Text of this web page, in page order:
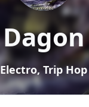
Dagon
Electro, Trip Hop